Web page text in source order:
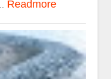
Readmore